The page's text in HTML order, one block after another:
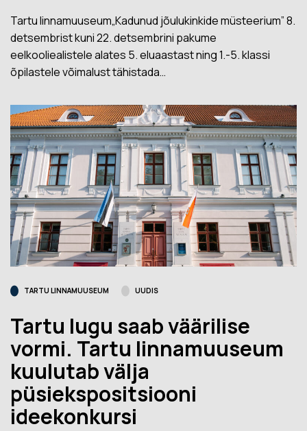
Tartu linnamuuseum„Kadunud jõulukinkide müsteerium” 8.
detsembrist kuni 22. detsembrini pakume
eelkooliealistele alates 5. eluaastast ning 1.-5. klassi
õpilastele võimalust tähistada…
TARTU LINNAMUUSEUM UUDIS
Tartu lugu saab väärilise
vormi. Tartu linnamuuseum
kuulutab välja
püsiekspositsiooni
ideekonkursi